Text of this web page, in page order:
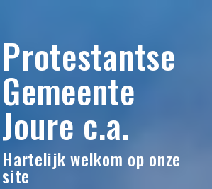
Protestantse
Gemeente
Joure c.a.
Hartelijk welkom op onze
site